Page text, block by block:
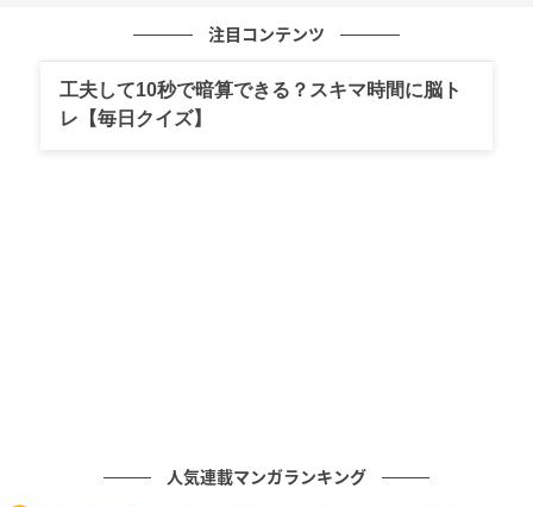
ベビーカレンダー
ベビーカレンダー
注目コンテンツ
工夫して10秒で暗算できる？スキマ時間に脳ト
レ【毎日クイズ】
人気連載マンガランキング